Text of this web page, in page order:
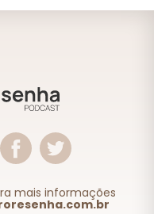
mais informações